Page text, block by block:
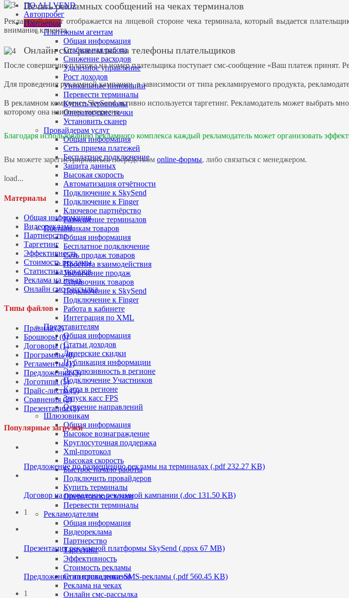
ПО ALLVEND
Автопробег
Партнерам
Платежным агентам
Общая информация
Стабильная работа
Снижение расходов
Удаленное управление
Рост доходов
Уникальные инновации
Перевести терминалы
Купить терминалы
Операторские точки
Установить сканер
Провайдерам услуг
Общая информация
Сеть приема платежей
Бесплатное подключение
Защита данных
Высокая скорость
Автоматизация отчётности
Подключение к SkySend
Подключение к Finger
Ключевое партнёрство
Размещение терминалов
Поставщикам товаров
Общая информация
Бесплатное подключение
Сеть продаж товаров
Простота взаимодействия
Увеличение продаж
Справочник товаров
Подключение к SkySend
Подключение к Finger
Работа в кабинете
Интеграция по XML
Представителям
Общая информация
Статьи доходов
Дилерские скидки
Публикация информации
Эксклюзивность в регионе
Подключение Участников
Касса в регионе
Запуск касс FPS
Освоение направлений
Шлюзовикам
Общая информация
Высокое вознаграждение
Круглосуточная поддержка
Xml-протокол
Высокая скорость
Быстрое начало работы
Подключить провайдеров
Купить терминалы
Операторские точки
Перевести терминалы
Рекламодателям
Общая информация
Видеореклама
Партнерство
Таргетинг
Эффективность
Стоимость рекламы
Статистика показов
Реклама на чеках
Онлайн смс-рассылка
Печать рекламных сообщений на чеках терминалов
Рекламный текст отображается на лицевой стороне чека терминала, который выдается
внимание клиента.
Онлайн смс-рассылка на телефоны плательщиков
После совершения платежа на номер плательщика поступает смс-сообщение «Ваш платеж
Для проведения рекламной кампании, в зависимости от типа рекламируемого продукта,
В рекламном комплексе SkySend активно используется таргетинг. Рекламодатель может выбрать
которому она наиболее интересна.
Благодаря использованию рекламного комплекса каждый рекламодатель может организовать
Вы можете зарегистрироваться посредством online-формы, либо связаться с менеджером.
load...
Материалы
Общая информация
Видеореклама
Партнерство
Таргетинг
Эффективность
Стоимость рекламы
Статистика показов
Реклама на чеках
Онлайн смс-рассылка
Типы файлов
Правила (2)
Брошюры (0)
Договоры (1)
Программы (0)
Регламенты (1)
Предложения (5)
Логотипы (5)
Прайс-листы (5)
Сравнения (2)
Презентации (5)
Популярные загрузки
Предложение по размещению рекламы на терминалах (.pdf 232.27 KB)
Договор на проведение рекламной кампании (.doc 131.50 KB)
1
Презентация рекламной платформы SkySend (.ppsx 67 MB)
Предложение на проведение SMS-рекламы (.pdf 560.45 KB)
1